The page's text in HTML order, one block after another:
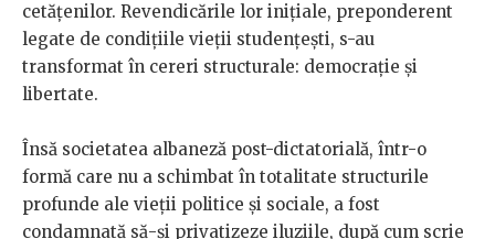
cetățenilor. Revendicările lor inițiale, preponderent
legate de condițiile vieții studențești, s-au
transformat în cereri structurale: democrație și
libertate.
Însă societatea albaneză post-dictatorială, într-o
formă care nu a schimbat în totalitate structurile
profunde ale vieții politice și sociale, a fost
condamnată să-și privatizeze iluziile, după cum scrie